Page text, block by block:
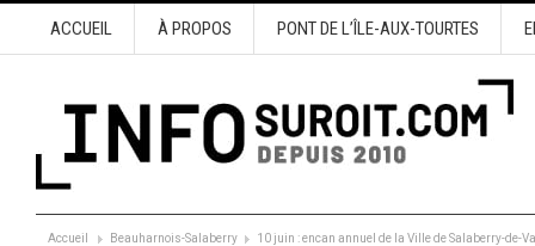
ACCUEIL À PROPOS PONT DE L’ÎLE-AUX-TOURTES
Accueil Beauharnois-Salaberry 10 juin : encan annuel de la Ville de Salaberry-de-